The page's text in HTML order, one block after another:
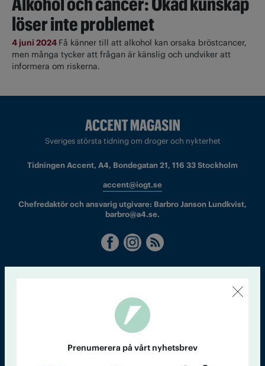
löser inte problemet
4 juni 2024 Få känner till att alkohol kan orsaka bröstcancer,
men många tycker att frågan är känslig och undviker att
informera om riskerna.
Sveriges största tidning om droger och nykterhet
Tidningen Accent, A4, Bondegatan 21, 116 33 Stockholm
accent@iogt.se
Chefredaktör och ansvarig utgivare: Barbro Janson Lundkvist,
barbro@a4.se.
Accent
Prenumerera på vårt nyhetsbrev